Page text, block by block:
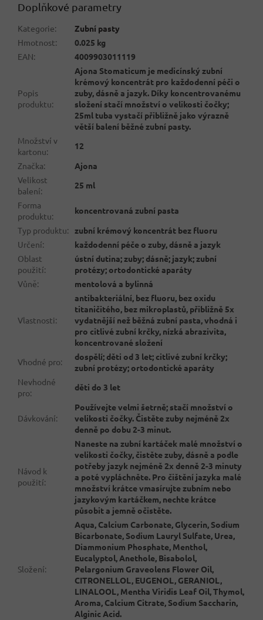
Doplňkové parametry
Kategorie:
Zubní pasty
Hmotnost:
0.025 kg
EAN: 4009903011119
Popis
produktu:
Ajona Stomaticum je medicínský zubní
krémový koncentrát pro každodenní péči o
zuby, dásně a jazyk. Díky koncentrovanému
složení stačí množství o velikosti čočky;
25ml tuba vystačí přibližně jako výrazně
větší balení běžné zubní pasty.
Množství v
kartonu:
12
Značka:
Ajona
Velikost
balení:
25 ml
Forma
produktu:
koncentrovaná zubní pasta
Typ produktu:
zubní krémový koncentrát bez fluoru
Určení:
každodenní péče o zuby, dásně a jazyk
Oblast
použití:
ústní dutina; zuby; dásně; jazyk; zubní
protézy; ortodontické aparáty
Vůně: mentolová a bylinná
Vlastnosti:
antibakteriální, bez fluoru, bez oxidu
titaničitého, bez mikroplastů, přibližně 5x
vydatnější než běžná zubní pasta, vhodná i
pro citlivé zubní krčky, nízká abrazivita,
koncentrované složení
Vhodné pro:
dospělí; děti od 3 let; citlivé zubní krčky;
zubní protézy; ortodontické aparáty
Nevhodné
pro:
děti do 3 let
Dávkování:
Používejte velmi šetrně; stačí množství o
velikosti čočky. Čistěte zuby nejméně 2x
denně po dobu 2-3 minut.
Návod k
použití:
Naneste na zubní kartáček malé množství o
velikosti čočky, čistěte zuby, dásně a podle
potřeby jazyk nejméně 2x denně 2-3 minuty
a poté vypláchněte. Pro čištění jazyka malé
množství krátce vmasírujte zubním nebo
jazykovým kartáčkem, nechte krátce
působit a jemně očistěte.
Složení:
Aqua, Calcium Carbonate, Glycerin, Sodium
Bicarbonate, Sodium Lauryl Sulfate, Urea,
Diammonium Phosphate, Menthol,
Eucalyptol, Anethole, Bisabolol,
Pelargonium Graveolens Flower Oil,
CITRONELLOL, EUGENOL, GERANIOL,
LINALOOL, Mentha Viridis Leaf Oil, Thymol,
Aroma, Calcium Citrate, Sodium Saccharin,
Alginic Acid.